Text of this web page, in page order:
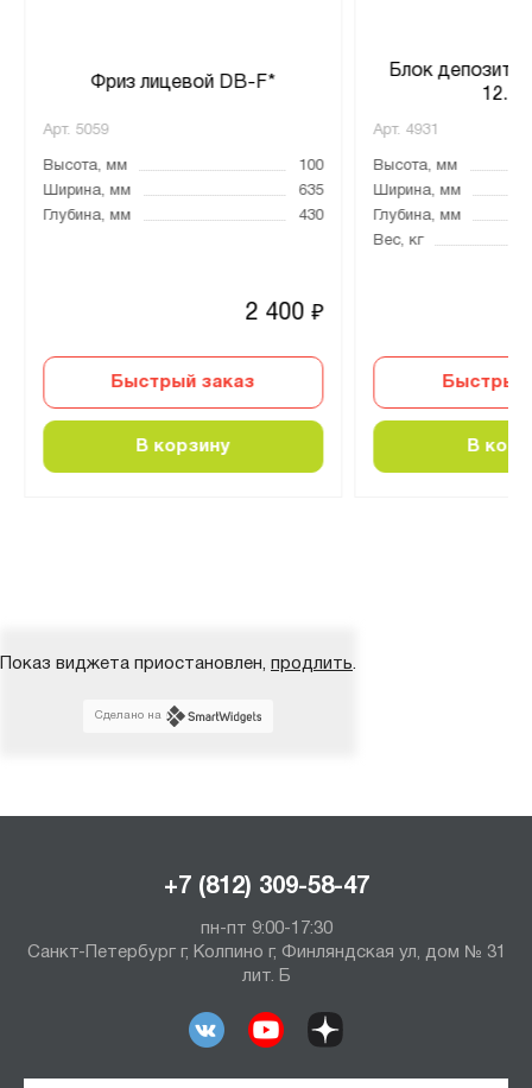
Фриз лицевой DB-F*
Арт. 5059
Высота, мм
100
Ширина, мм
635
Глубина, мм
430
2 400₽
Быстрый заказ
В корзину
Блок
Арт. 4931
Высота, мм
Ширина, мм
Глубина, мм
Вес, кг
Быстрый
В
Показ виджета приостановлен, продлить.
Сделано на
+7 (812) 309-58-47
пн-пт 9:00-17:30
Санкт-Петербург г, Колпино г, Финляндская ул, дом № 31
лит. Б